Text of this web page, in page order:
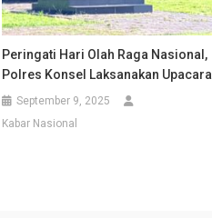
Peringati Hari Olah Raga Nasional,
Polres Konsel Laksanakan Upacara
September 9, 2025
Kabar Nasional